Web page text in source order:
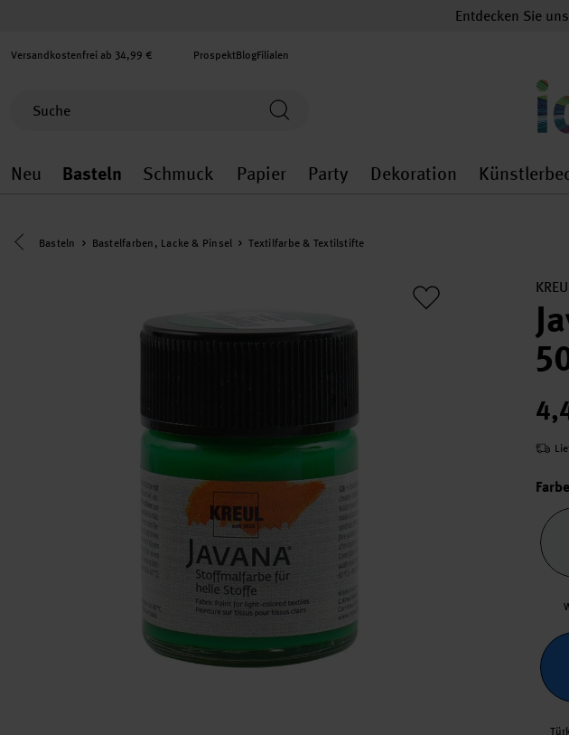
Entdecken Sie
Versandkostenfrei ab 34,99 € ProspektBlogFilialen
Neu
Neu general.openMenu
Basteln
Basteln general.openMenu
Schmuck
Schmuck general.openMenu
Papier
Papier general.openMenu
Party
Party general.openMenu
Dekoration
Dekoration
Eine Kategorie zurück navigieren
Basteln Bastelfarben, Lacke & Pinsel Textilfarbe & Textilstifte
Farbe